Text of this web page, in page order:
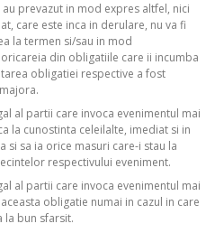
prevazut in mod expres altfel, nici
care este inca in derulare, nu va fi
la termen si/sau in mod
din obligatiile care ii incumba
obligatiei respective a fost
al partii care invoca evenimentul mai
la cunostinta celeilalte, imediat si in
sa ia orice masuri care-i stau la
respectivului eveniment.
al partii care invoca evenimentul mai
obligatie numai in cazul in care
la bun sfarsit.